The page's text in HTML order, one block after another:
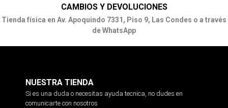
CAMBIOS Y DEVOLUCIONES
Tienda física en Av. Apoquindo 7331, Piso 9, Las Condes o a través
de WhatsApp
NUESTRA TIENDA
Si es una duda o necesitas ayuda tecnica, no dudes en
comunicarte con nosotros